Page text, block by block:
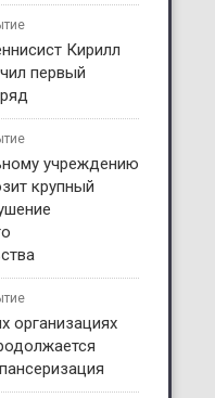
Кирилл
первый
учреждению
крупный
организациях